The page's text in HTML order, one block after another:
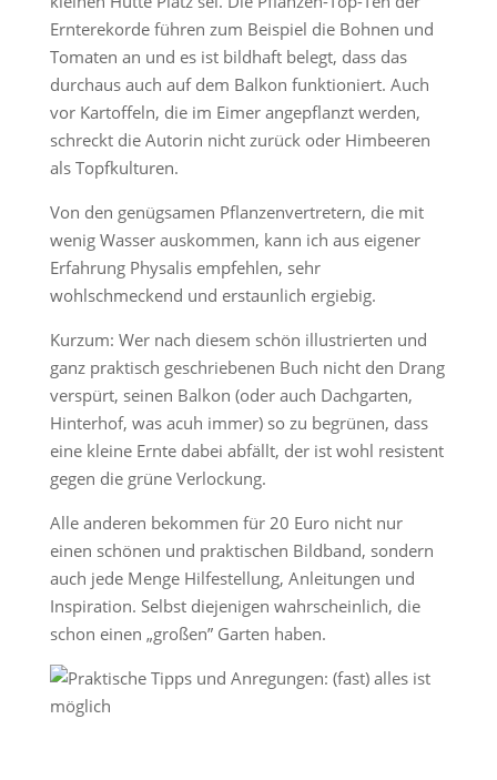
Ernterekorde führen zum Beispiel die Bohnen und
Tomaten an und es ist bildhaft belegt, dass das
durchaus auch auf dem Balkon funktioniert. Auch
vor Kartoffeln, die im Eimer angepflanzt werden,
schreckt die Autorin nicht zurück oder Himbeeren
als Topfkulturen.
Von den genügsamen Pflanzenvertretern, die mit
wenig Wasser auskommen, kann ich aus eigener
Erfahrung Physalis empfehlen, sehr
wohlschmeckend und erstaunlich ergiebig.
Kurzum: Wer nach diesem schön illustrierten und
ganz praktisch geschriebenen Buch nicht den Drang
verspürt, seinen Balkon (oder auch Dachgarten,
Hinterhof, was acuh immer) so zu begrünen, dass
eine kleine Ernte dabei abfällt, der ist wohl resistent
gegen die grüne Verlockung.
Alle anderen bekommen für 20 Euro nicht nur
einen schönen und praktischen Bildband, sondern
auch jede Menge Hilfestellung, Anleitungen und
Inspiration. Selbst diejenigen wahrscheinlich, die
schon einen „großen” Garten haben.